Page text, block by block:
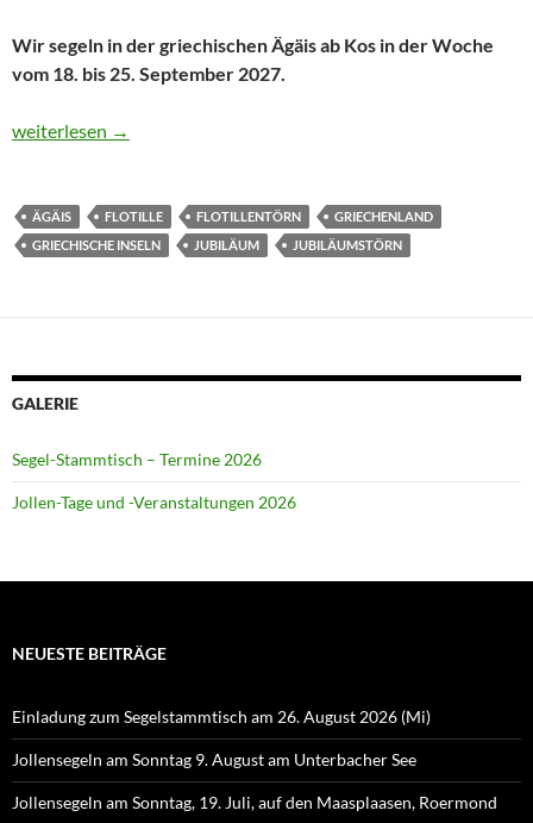
Wir segeln in der griechischen Ägäis ab Kos in der Woche
vom 18. bis 25. September 2027.
Jubiläumstörn 2027 – Umfrage „Bist du dabei?“
weiterlesen →
ÄGÄIS FLOTILLE FLOTILLENTÖRN
GRIECHENLAND
GRIECHISCHE INSELN
JUBILÄUM JUBILÄUMSTÖRN
GALERIE
Segel-Stammtisch – Termine 2026
Jollen-Tage und -Veranstaltungen 2026
NEUESTE BEITRÄGE
Einladung zum Segelstammtisch am 26. August 2026 (Mi)
Jollensegeln am Sonntag 9. August am Unterbacher See
Jollensegeln am Sonntag, 19. Juli, auf den Maasplaasen, Roermond